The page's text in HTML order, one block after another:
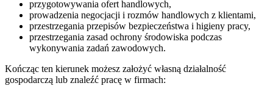
przygotowywania ofert handlowych,
prowadzenia negocjacji i rozmów handlowych z klientami,
przestrzegania przepisów bezpieczeństwa i higieny pracy,
przestrzegania zasad ochrony środowiska podczas
wykonywania zadań zawodowych.
Kończąc ten kierunek możesz założyć własną działalność
gospodarczą lub znaleźć pracę w firmach: